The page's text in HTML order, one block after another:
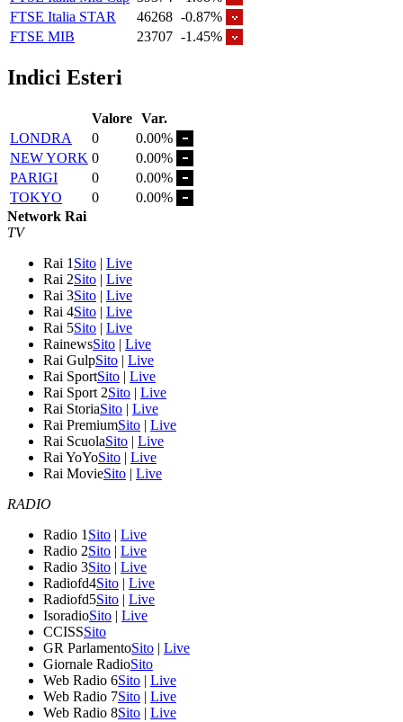
FTSE Italia STAR
46268 -0.87%
FTSE MIB
23707 -1.45%
Indici Esteri
Valore Var.
LONDRA
0
0.00%
NEW YORK 0
0.00%
PARIGI
0
0.00%
TOKYO
0
0.00%
Network Rai
TV
Rai 1 Sito | Live
Rai 2Sito | Live
Rai 3Sito | Live
Rai 4Sito | Live
Rai 5Sito | Live
RainewsSito | Live
Rai GulpSito | Live
Rai SportSito | Live
Rai Sport 2Sito | Live
Rai StoriaSito | Live
Rai PremiumSito | Live
Rai ScuolaSito | Live
Rai YoYoSito | Live
Rai MovieSito | Live
RADIO
Radio 1 Sito | Live
Radio 2Sito | Live
Radio 3Sito | Live
Radiofd4Sito | Live
Radiofd5Sito | Live
IsoradioSito | Live
CCISSSito
GR ParlamentoSito | Live
Giornale RadioSito
Web Radio 6Sito | Live
Web Radio 7Sito | Live
Web Radio 8Sito | Live